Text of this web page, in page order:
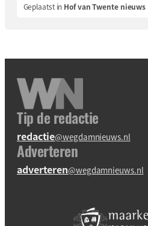
Geplaatst in Hof van Twente nieuws
Tip de redactie
redactie@wegdamnieuws.nl
Adverteren
adverteren@wegdamnieuws.nl